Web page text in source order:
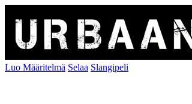
Luo Määritelmä Selaa Slangipeli